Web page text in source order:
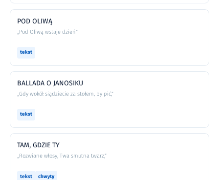
POD OLIWĄ
„Pod Oliwą wstaje dzień”
tekst
BALLADA O JANOSIKU
„Gdy wokół siądziecie za stołem, by pić,”
tekst
TAM, GDZIE TY
„Rozwiane włosy, Twa smutna twarz,”
tekst chwyty